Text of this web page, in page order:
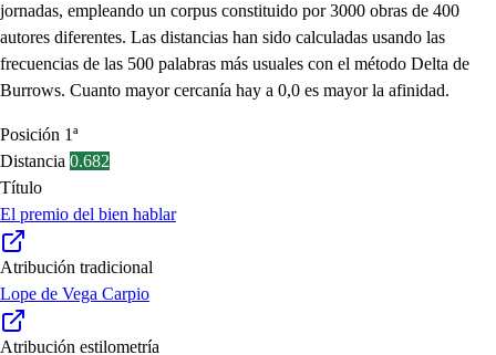
jornadas, empleando un corpus constituido por 3000 obras de 400
autores diferentes. Las distancias han sido calculadas usando las
frecuencias de las 500 palabras más usuales con el método Delta de
Burrows. Cuanto mayor cercanía hay a 0,0 es mayor la afinidad.
Posición 1ª
Distancia 0.682
Título
El premio del bien hablar
Atribución tradicional
Lope de Vega Carpio
Atribución estilometría